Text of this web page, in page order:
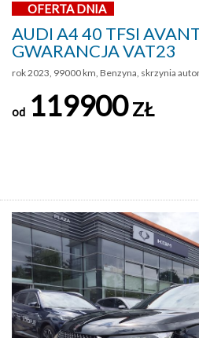
OFERTA DNIA
AUDI A4 40 TFSI
GWARANCJA VAT23
rok 2023, 99000 km, Benzyna, skrzynia
od 119900ZŁ